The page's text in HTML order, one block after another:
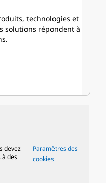
technologies et
solutions répondent à
devez
à des
Paramètres des
cookies